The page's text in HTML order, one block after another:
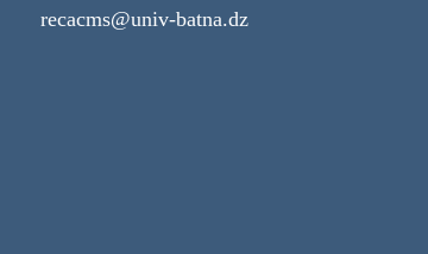
recacms@univ-batna.dz